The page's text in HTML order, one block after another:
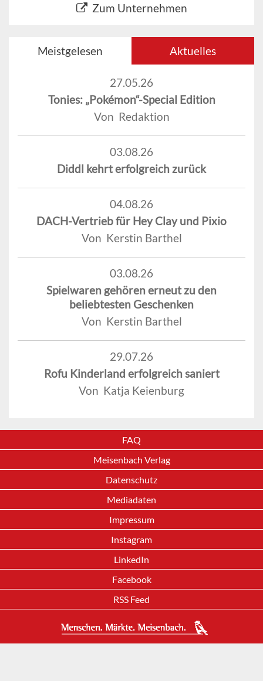
Zum Unternehmen
Meistgelesen Aktuelles
27.05.26
Tonies: „Pokémon“-Special Edition
Von Redaktion
03.08.26
Diddl kehrt erfolgreich zurück
04.08.26
DACH-Vertrieb für Hey Clay und Pixio
Von Kerstin Barthel
03.08.26
Spielwaren gehören erneut zu den
beliebtesten Geschenken
Von Kerstin Barthel
29.07.26
Rofu Kinderland erfolgreich saniert
Von Katja Keienburg
FAQ
Meisenbach Verlag
Datenschutz
Mediadaten
Impressum
Instagram
LinkedIn
Facebook
RSS Feed